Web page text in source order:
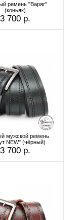
ремень "Варяг"
(коньяк)
3 700 р.
мужской ремень
NEW" (чёрный)
3 700 р.